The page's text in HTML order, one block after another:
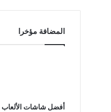
ب
المضافة مؤخرا
أفضل شاشات الألعاب